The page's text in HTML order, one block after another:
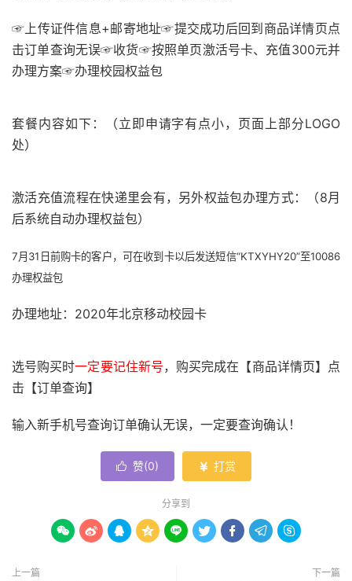
☞上传证件信息+邮寄地址☞提交成功后回到商品详情页点
击订单查询无误☞收货☞按照单页激活号卡、充值300元并
办理方案☞办理校园权益包
套餐内容如下：（立即申请字有点小，页面上部分LOGO
处）
激活充值流程在快递里会有，另外权益包办理方式：（8月
后系统自动办理权益包）
7月31日前购卡的客户，可在收到卡以后发送短信“KTXYHY20”至10086
办理权益包
办理地址：2020年北京移动校园卡
选号购买时一定要记住新号，购买完成在【商品详情页】点
击【订单查询】
输入新手机号查询订单确认无误，一定要查询确认！
 赞(0)  打赏
分享到
        
上一篇 下一篇